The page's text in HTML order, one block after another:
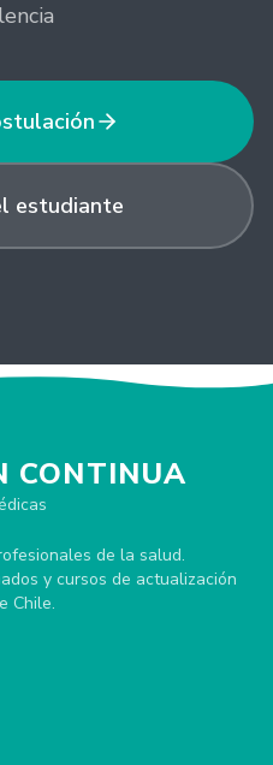
estudiante
CONTINUA
de la salud.
y cursos de actualización
Chile.